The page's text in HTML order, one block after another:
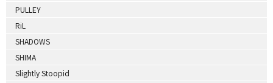
PULLEY
RiL
SHADOWS
SHIMA
Slightly Stoopid